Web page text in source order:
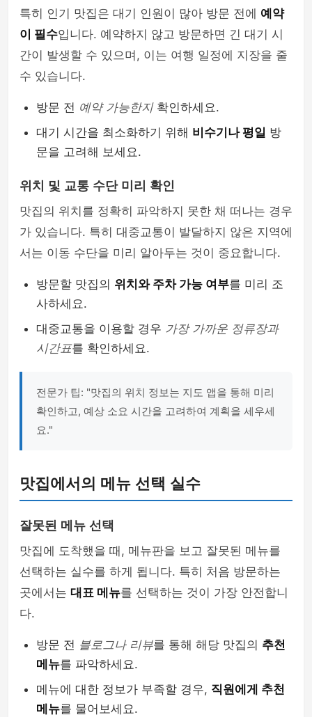
특히 인기 맛집은 대기 인원이 많아 방문 전에 예약
이 필수입니다. 예약하지 않고 방문하면 긴 대기 시
간이 발생할 수 있으며, 이는 여행 일정에 지장을 줄
수 있습니다.
방문 전 예약 가능한지확인하세요.
대기 시간을 최소화하기 위해 비수기나 평일 방
문을 고려해 보세요.
위치 및 교통 수단 미리 확인
맛집의 위치를 정확히 파악하지 못한 채 떠나는 경우
가 있습니다. 특히 대중교통이 발달하지 않은 지역에
서는 이동 수단을 미리 알아두는 것이 중요합니다.
방문할 맛집의 위치와 주차 가능 여부를 미리 조
사하세요.
대중교통을 이용할 경우 가장 가까운 정류장과
시간표를 확인하세요.
전문가 팁: "맛집의 위치 정보는 지도 앱을 통해 미리
확인하고, 예상 소요 시간을 고려하여 계획을 세우세
요."
맛집에서의 메뉴 선택 실수
잘못된 메뉴 선택
맛집에 도착했을 때, 메뉴판을 보고 잘못된 메뉴를
선택하는 실수를 하게 됩니다. 특히 처음 방문하는
곳에서는 대표 메뉴를 선택하는 것이 가장 안전합니
다.
방문 전 블로그나 리뷰를 통해 해당 맛집의 추천
메뉴를 파악하세요.
메뉴에 대한 정보가 부족할 경우, 직원에게 추천
메뉴를 물어보세요.